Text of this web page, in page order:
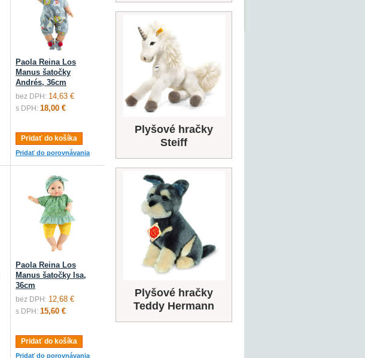
Paola Reina Los
Manus šatočky
Andrés, 36cm
bez DPH: 14,63 €
s DPH: 18,00 €
Pridať do košíka
Pridať do porovnávania
Paola Reina Los
Manus šatočky Isa,
36cm
bez DPH: 12,68 €
s DPH: 15,60 €
Pridať do košíka
Pridať do porovnávania
Plyšové hračky
Steiff
Plyšové hračky
Teddy Hermann